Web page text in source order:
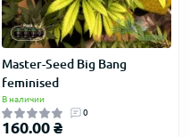
Master-Seed Big Bang
feminised
В наличии
0
160.00 ₴